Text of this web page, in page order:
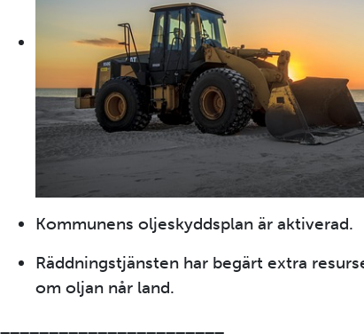
Kommunens oljeskyddsplan är aktiverad.
Räddningstjänsten har begärt extra
om oljan når land.